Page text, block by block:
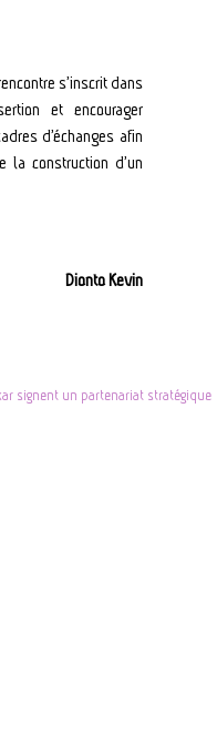
s’inscrit dans
et encourager
d’échanges afin
la construction d’un
Dionto Kevin
signent un partenariat stratégique